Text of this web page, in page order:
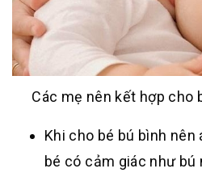
Các mẹ nên kết hợp cho
Khi cho bé bú bình
bé có cảm giác như bú